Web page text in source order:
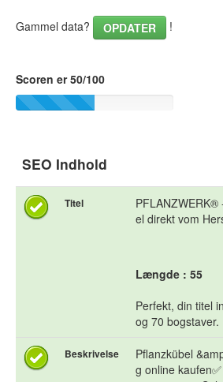
Gammel data? OPDATER !
Scoren er 50/100
SEO Indhold
Titel
el direkt vom
Længde : 55
Perfekt, din titel
og 70 bogstaver.
Beskrivelse
Pflanzkübel
g online